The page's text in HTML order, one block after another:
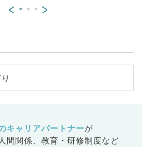
< >
キャリアパートナーが
間関係、 教育・研修制度など